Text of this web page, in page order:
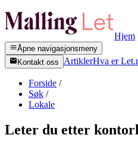
Hjem
Åpne navigasjonsmeny
Kontakt oss
ArtiklerHva er
Forside /
Søk /
Lokale
Leter du etter